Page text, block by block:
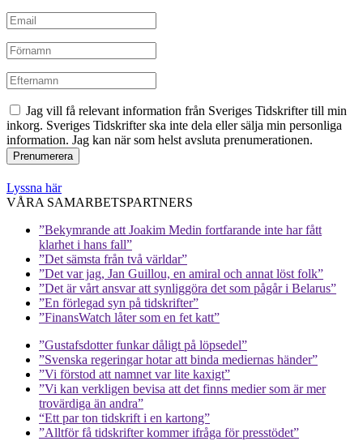
Jag vill få relevant information från Sveriges Tidskrifter till min
inkorg. Sveriges Tidskrifter ska inte dela eller sälja min personliga
information. Jag kan när som helst avsluta prenumerationen.
Lyssna här
VÅRA SAMARBETSPARTNERS
”Bekymrande att Joakim Medin fortfarande inte har fått
klarhet i hans fall”
”Det sämsta från två världar”
”Det var jag, Jan Guillou, en amiral och annat löst folk”
”Det är vårt ansvar att synliggöra det som pågår i Belarus”
”En förlegad syn på tidskrifter”
”FinansWatch låter som en fet katt”
”Gustafsdotter funkar dåligt på löpsedel”
”Svenska regeringar hotar att binda mediernas händer”
”Vi förstod att namnet var lite kaxigt”
”Vi kan verkligen bevisa att det finns medier som är mer
trovärdiga än andra”
“Ett par ton tidskrift i en kartong”
”Alltför få tidskrifter kommer ifråga för presstödet”